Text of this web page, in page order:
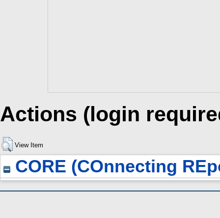
Actions (login
View Item
CORE (COnnecting